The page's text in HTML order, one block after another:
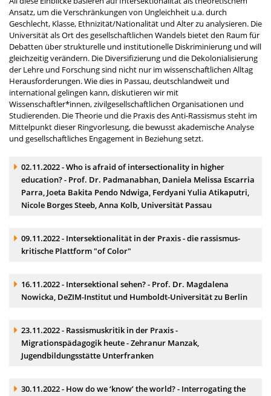
Ansatz, um die Verschränkungen von Ungleichheit u.a. durch
Geschlecht, Klasse, Ethnizität/Nationalität und Alter zu analysieren. Die
Universität als Ort des gesellschaftlichen Wandels bietet den Raum für
Debatten über strukturelle und institutionelle Diskriminierung und will
gleichzeitig verändern. Die Diversifizierung und die Dekolonialisierung
der Lehre und Forschung sind nicht nur im wissenschaftlichen Alltag
Herausforderungen. Wie dies in Passau, deutschlandweit und
international gelingen kann, diskutieren wir mit
Wissenschaftler*innen, zivilgesellschaftlichen Organisationen und
Studierenden. Die Theorie und die Praxis des Anti-Rassismus steht im
Mittelpunkt dieser Ringvorlesung, die bewusst akademische Analyse
und gesellschaftliches Engagement in Beziehung setzt.
Akkordeonelement:
02.11.2022 - Who is afraid of intersectionality in higher
education? - Prof. Dr. Padmanabhan, Daniela Melissa Escarria
Parra, Joeta Bakita Pendo Ndwiga, Ferdyani Yulia Atikaputri,
Nicole Borges Steeb, Anna Kolb, Universität Passau
Akkordeonelement:
09.11.2022 - Intersektionalität in der Praxis - die rassismus-
kritische Plattform "of Color"
Akkordeonelement:
16.11.2022 - Intersektional sehen? - Prof. Dr. Magdalena
Nowicka, DeZIM-Institut und Humboldt-Universität zu Berlin
Akkordeonelement:
23.11.2022 - Rassismuskritik in der Praxis -
Migrationspädagogik heute - Zehranur Manzak,
Jugendbildungsstätte Unterfranken
Akkordeonelement:
30.11.2022 - How do we ‘know’ the world? - Interrogating the